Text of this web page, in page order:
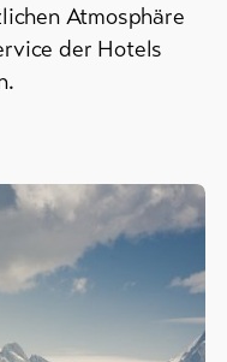
Atmosphäre
der Hotels